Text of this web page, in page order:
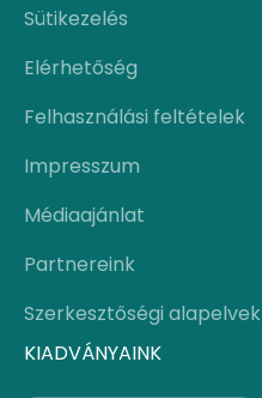
Sütikezelés
Elérhetőség
Felhasználási feltételek
Impresszum
Médiaajánlat
Partnereink
Szerkesztőségi alapelvek
KIADVÁNYAINK